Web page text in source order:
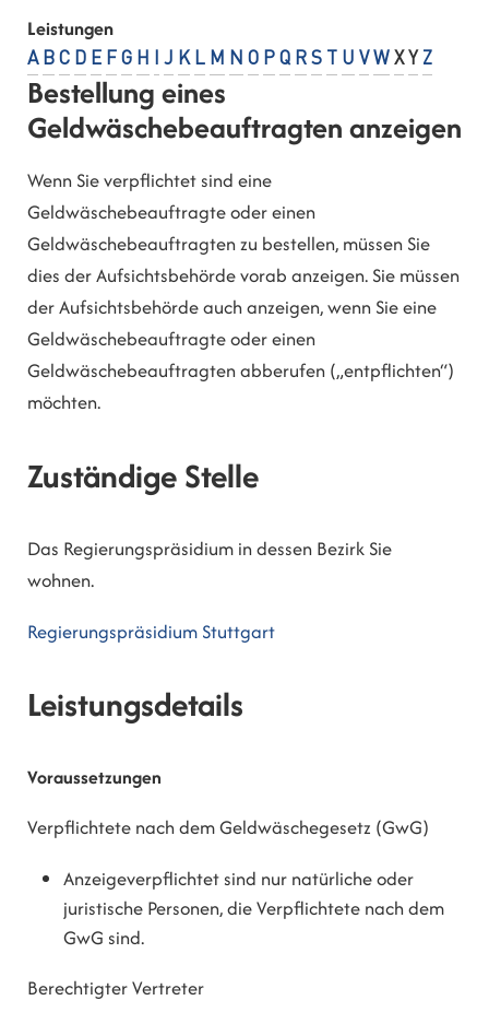
Leistungen
A B C D E F G H J K L M N O P Q R S U V W X Y Z
Bestellung eines
Geldwäschebeauftragten anzeigen
Wenn Sie verpflichtet sind eine
Geldwäschebeauftragte oder einen
Geldwäschebeauftragten zu bestellen, müssen Sie
dies der Aufsichtsbehörde vorab anzeigen. Sie müssen
der Aufsichtsbehörde auch anzeigen, wenn Sie eine
Geldwäschebeauftragte oder einen
Geldwäschebeauftragten abberufen („entpflichten“)
möchten.
Zuständige Stelle
Das Regierungspräsidium in dessen Bezirk Sie
wohnen.
Regierungspräsidium Stuttgart
Leistungsdetails
Voraussetzungen
Verpflichtete nach dem Geldwäschegesetz (GwG)
Anzeigeverpflichtet sind nur natürliche oder
juristische Personen, die Verpflichtete nach dem
GwG sind.
Berechtigter Vertreter